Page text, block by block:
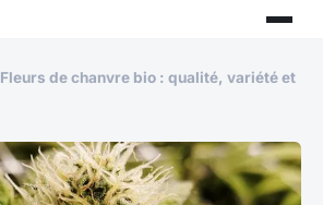
Fleurs de chanvre bio : qualité, variété et